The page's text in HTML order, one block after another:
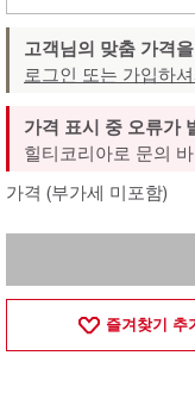
고객님의 맞춤 가격
로그인 또는 가입하
가격 (부가세 미포함)
가격 표시 중 오류가
힐티코리아로 문의
즐겨찾기 추